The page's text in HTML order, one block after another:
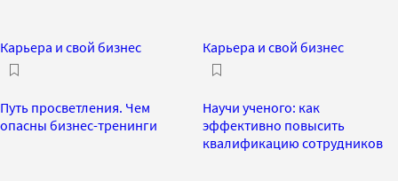
Карьера и свой бизнес
Путь просветления. Чем
опасны бизнес-тренинги
Карьера и свой бизнес
Научи ученого: как
эффективно повысить
квалификацию сотрудников